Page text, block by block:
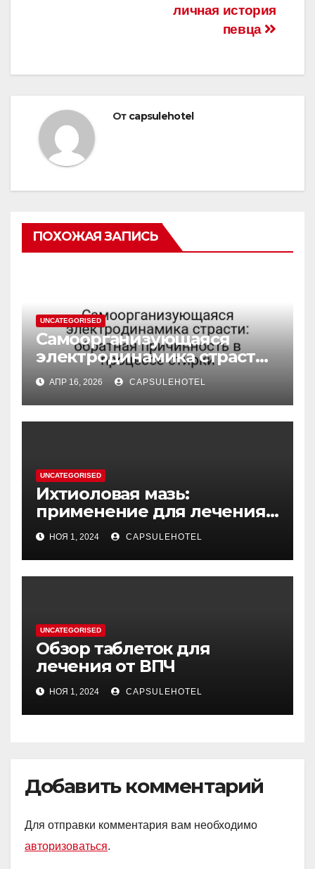
личная история
певца
От capsulehotel
ПОХОЖАЯ ЗАПИСЬ
UNCATEGORISED
Самоорганизующаяся
электродинамика страсти:
обратная причинность в
процессе стирки
АПР 16, 2026 CAPSULEHOTEL
UNCATEGORISED
Ихтиоловая мазь:
применение для лечения
фурункулов
НОЯ 1, 2024 CAPSULEHOTEL
UNCATEGORISED
Обзор таблеток для
лечения от ВПЧ
НОЯ 1, 2024 CAPSULEHOTEL
Добавить комментарий
Для отправки комментария вам необходимо
авторизоваться.